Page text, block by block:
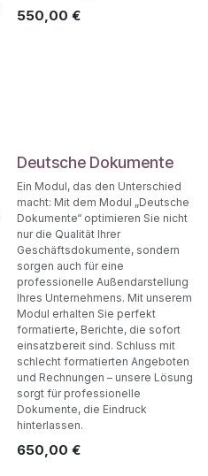
550,00 €
Deutsche Dokumente
Ein Modul, das den Unterschied
macht: Mit dem Modul „Deutsche
Dokumente“ optimieren Sie nicht
nur die Qualität Ihrer
Geschäftsdokumente, sondern
sorgen auch für eine
professionelle Außendarstellung
Ihres Unternehmens. Mit unserem
Modul erhalten Sie perfekt
formatierte, Berichte, die sofort
einsatzbereit sind. Schluss mit
schlecht formatierten Angeboten
und Rechnungen – unsere Lösung
sorgt für professionelle
Dokumente, die Eindruck
hinterlassen.
650,00 €